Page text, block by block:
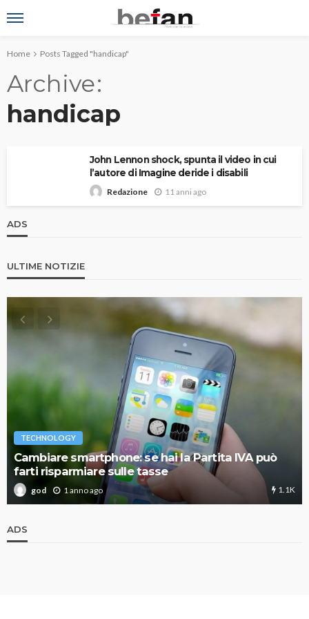
Home Posts Tagged "handicap"
Archive
handicap
John Lennon shock, spunta il video in cui
l’autore di Imagine deride i disabili
Redazione 11 anni ago
ADS
ULTIME NOTIZIE
TECHNOLOGY
Cambiare smartphone: se hai la Partita IVA può
farti risparmiare sulle tasse
god 1 anno ago 1.1K
ADS